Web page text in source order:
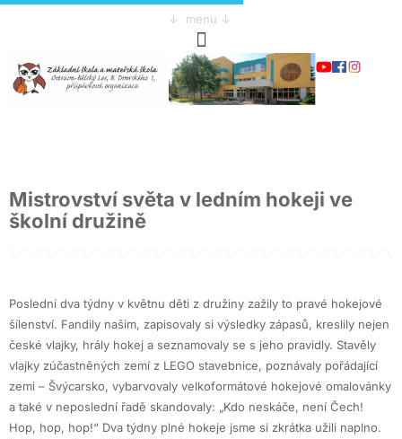
↓ menu ↓
Mistrovství světa v ledním hokeji ve
školní družině
Poslední dva týdny v květnu děti z družiny zažily to pravé hokejové
šílenství. Fandily našim, zapisovaly si výsledky zápasů, kreslily nejen
české vlajky, hrály hokej a seznamovaly se s jeho pravidly. Stavěly
vlajky zúčastněných zemí z LEGO stavebnice, poznávaly pořádající
zemi – Švýcarsko, vybarvovaly velkoformátové hokejové omalovánky
a také v neposlední řadě skandovaly: „Kdo neskáče, není Čech!
Hop, hop, hop!“ Dva týdny plné hokeje jsme si zkrátka užili naplno.